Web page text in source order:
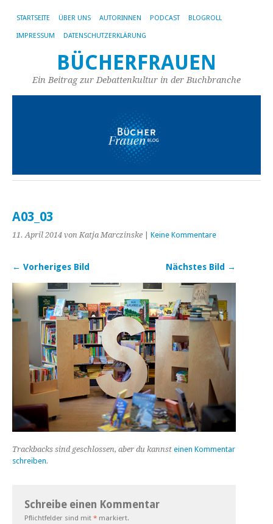
STARTSEITE ÜBER UNS AUTORINNEN PODCAST BLOGROLL
IMPRESSUM DATENSCHUTZERKLÄRUNG
BÜCHERFRAUEN
Ein Beitrag zur Debattenkultur in der Buchbranche
A03_03
11. April 2014 von Katja Marczinske | Keine Kommentare
← Vorheriges Bild Nächstes Bild →
Trackbacks sind geschlossen, aber du kannst einen Kommentar
schreiben.
Schreibe einen Kommentar
Pflichtfelder sind mit * markiert.